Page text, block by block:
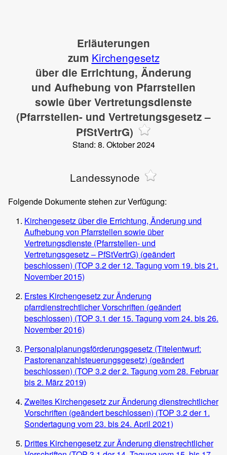
Erläuterungen
zum Kirchengesetz
über die Errichtung, Änderung
und Aufhebung von Pfarrstellen
sowie über Vertretungsdienste
(Pfarrstellen- und Vertretungsgesetz –
PfStVertrG)
Stand: 8. Oktober 2024
Landessynode
Folgende Dokumente stehen zur Verfügung:
Kirchengesetz über die Errichtung, Änderung und
Aufhebung von Pfarrstellen sowie über
Vertretungsdienste (Pfarrstellen- und
Vertretungsgesetz – PfStVertrG) (geändert
beschlossen) (TOP 3.2 der 12. Tagung vom 19. bis 21.
November 2015)
Erstes Kirchengesetz zur Änderung
pfarrdienstrechtlicher Vorschriften (geändert
beschlossen) (TOP 3.1 der 15. Tagung vom 24. bis 26.
November 2016)
Personalplanungsförderungsgesetz (Titelentwurf:
Pastorenanzahlsteuerungsgesetz) (geändert
beschlossen) (TOP 3.2 der 2. Tagung vom 28. Februar
bis 2. März 2019)
Zweites Kirchengesetz zur Änderung dienstrechtlicher
Vorschriften (geändert beschlossen) (TOP 3.2 der 1.
Sondertagung vom 23. bis 24. April 2021)
Drittes Kirchengesetz zur Änderung dienstrechtlicher